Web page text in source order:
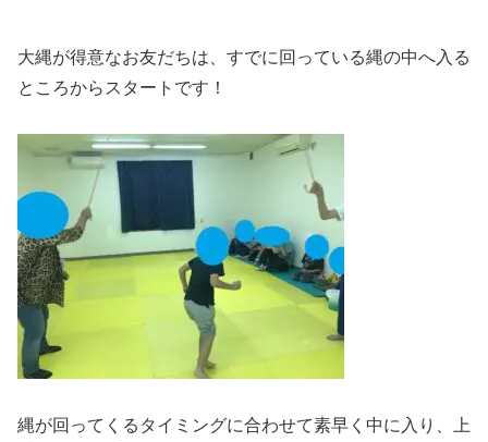
大縄が得意なお友だちは、すでに回っている縄の中へ入る
ところからスタートです！
縄が回ってくるタイミングに合わせて素早く中に入り、上